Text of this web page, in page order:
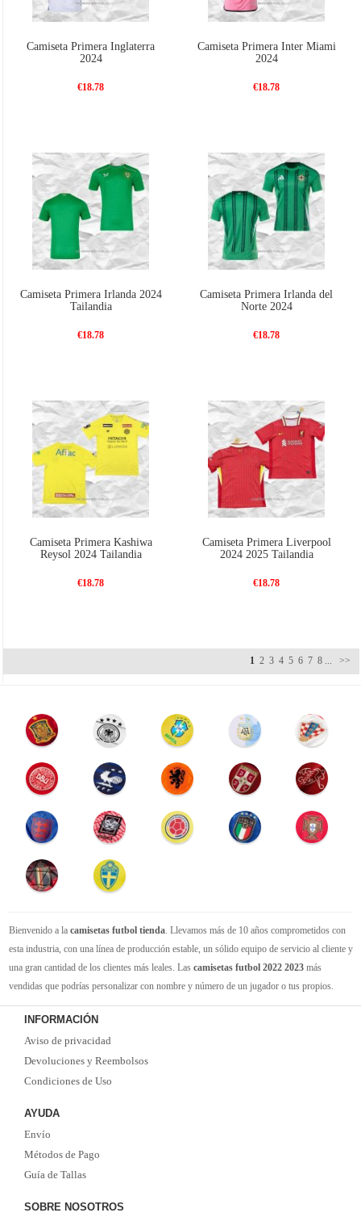
Camiseta Primera Inglaterra
2024
€18.78
Camiseta Primera Inter Miami
2024
€18.78
Camiseta Primera Irlanda 2024
Tailandia
€18.78
Camiseta Primera Irlanda del
Norte 2024
€18.78
Camiseta Primera Kashiwa
Reysol 2024 Tailandia
€18.78
Camiseta Primera Liverpool
2024 2025 Tailandia
€18.78
1 2 3 4 5 6 7 8 ... >>
Bienvenido a la camisetas futbol tienda. Llevamos más de 10 años comprometidos con
esta industria, con una línea de producción estable, un sólido equipo de servicio al cliente y
una gran cantidad de los clientes más leales. Las camisetas futbol 2022 2023 más
vendidas que podrías personalizar con nombre y número de un jugador o tus propios.
Camisetas de futbol replicasde la mejor calidad Thai AAA en toda la web. Tenemos
suficiente experiencia para satisfacer tus necesidades de
la seguridad de que elegirnos le brindará una experiencia de compra diferente.
INFORMACIÓN
Aviso de privacidad
Devoluciones y Reembolsos
Condiciones de Uso
AYUDA
Envío
Métodos de Pago
Guía de Tallas
SOBRE NOSOTROS